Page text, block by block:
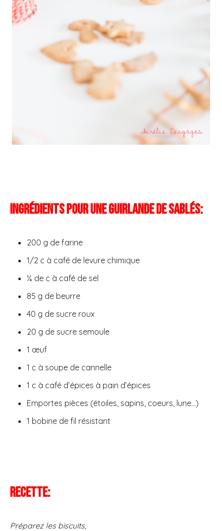
Ingrédients pour une guirlande de sablés:
200 g de farine
1/2 c à café de levure chimique
¼ de c à café de sel
85 g de beurre
40 g de sucre roux
20 g de sucre semoule
1 œuf
1 c à soupe de cannelle
1 c à café d’épices à pain d’épices
Emportes pièces (étoiles, sapins, coeurs, lune…)
1 bobine de fil résistant
Recette:
Préparez les biscuits,